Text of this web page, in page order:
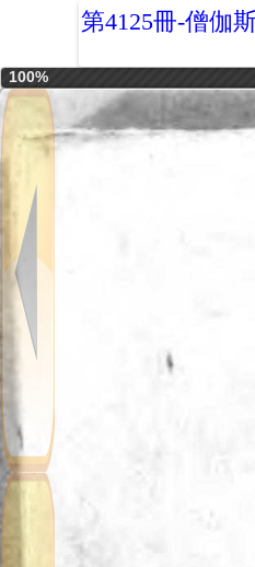
第4125冊-僧伽
100%